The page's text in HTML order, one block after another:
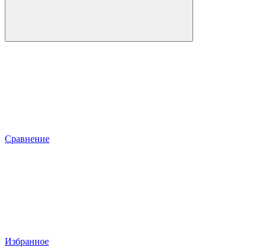
Сравнение
Избранное